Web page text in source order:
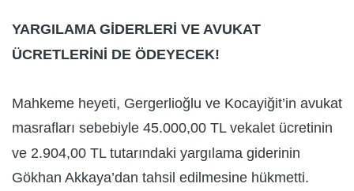
YARGILAMA GİDERLERİ VE AVUKAT
ÜCRETLERİNİ DE ÖDEYECEK!
Mahkeme heyeti, Gergerlioğlu ve Kocayiğit’in avukat
masrafları sebebiyle 45.000,00 TL vekalet ücretinin
ve 2.904,00 TL tutarındaki yargılama giderinin
Gökhan Akkaya’dan tahsil edilmesine hükmetti.